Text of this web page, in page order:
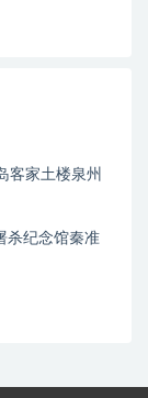
客家土楼泉州
杀纪念馆秦准